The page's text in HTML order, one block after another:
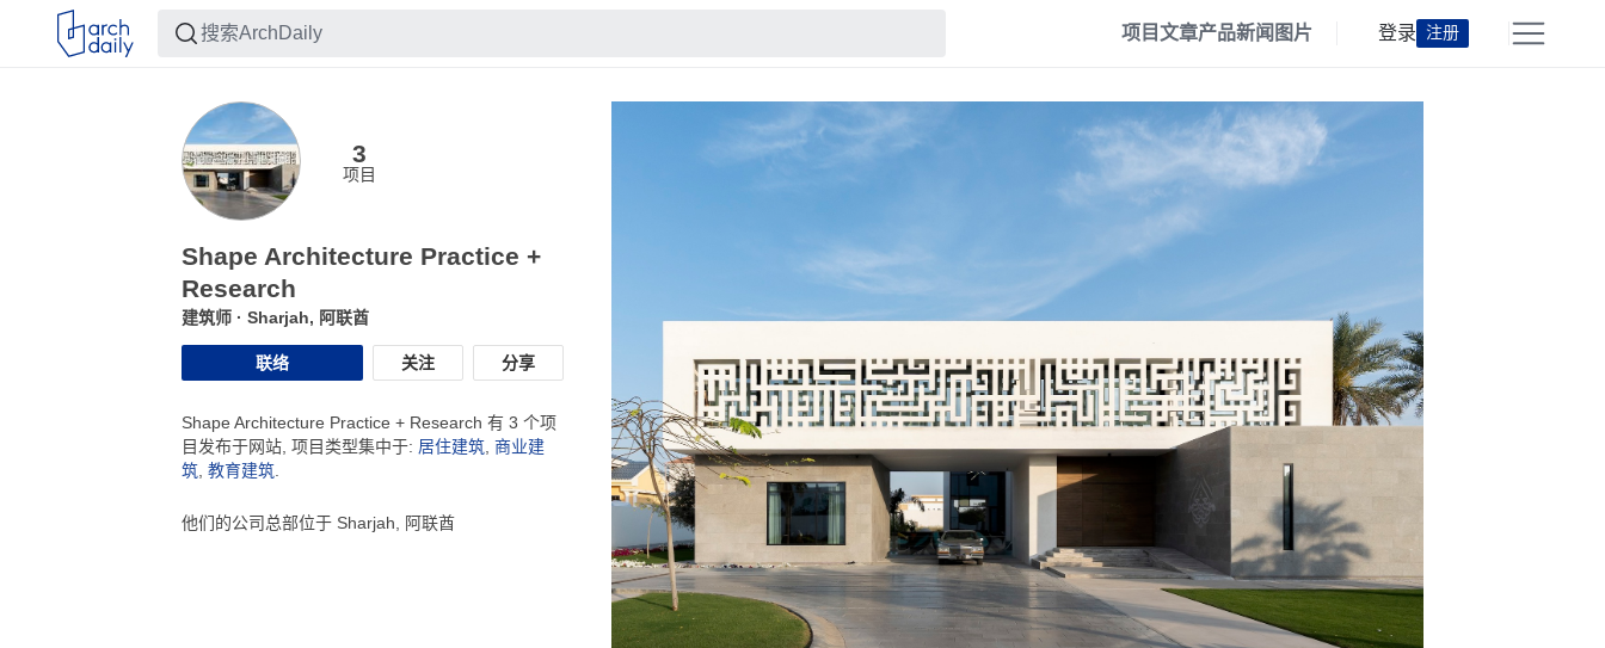
项目文章产品新闻 图片 登录 注册
3
项目
Shape Architecture Practice +
Research
建筑师 · Sharjah, 阿联酋
联络 关注 分享
Shape Architecture Practice + Research 有 3 个项
目发布于网站, 项目类型集中于: 居住建筑 商业建
筑 教育建筑
他们的公司总部位于 Sharjah, 阿联酋